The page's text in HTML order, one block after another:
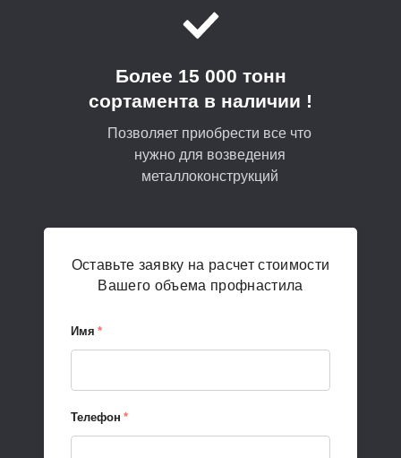
Более 15 000 тонн
сортамента в наличии !
Позволяет приобрести все что
нужно для возведения
металлоконструкций
Оставьте заявку на расчет стоимости
Вашего объема профнастила
Имя *
Телефон *